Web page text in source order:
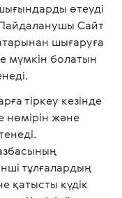
өтеуді
Сайт
шығаруға
мүмкін болатын
тіркеу кезінде
нөмірін және
тұлғалардың
қатысты күдік